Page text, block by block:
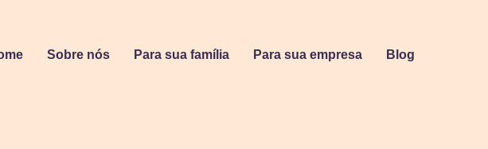
Sobre nós Para sua família Para sua empresa Blog